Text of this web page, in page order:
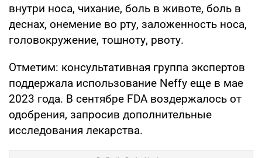
внутри носа, чихание, боль в животе, боль в
деснах, онемение во рту, заложенность носа,
головокружение, тошноту, рвоту.
Отметим: консультативная группа экспертов
поддержала использование Neffy еще в мае
2023 года. В сентябре FDA воздержалось от
одобрения, запросив дополнительные
исследования лекарства.